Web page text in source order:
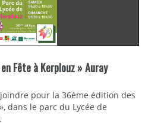
Fête à Kerplouz » Auray
pour la 36ème édition des
dans le parc du Lycée de